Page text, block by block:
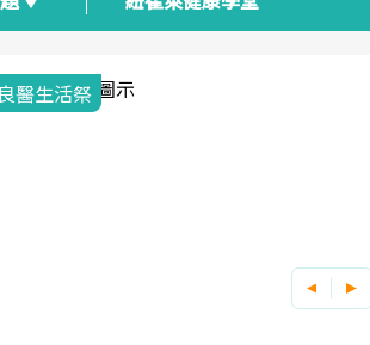
醫生活祭